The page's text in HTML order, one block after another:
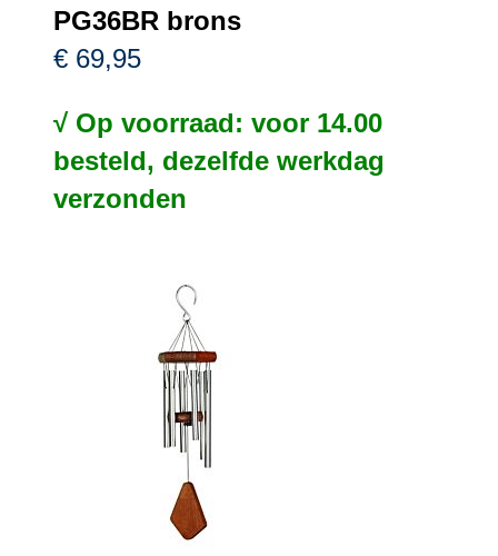
PG36BR brons
€ 69,95
√ Op voorraad: voor 14.00
besteld, dezelfde werkdag
verzonden